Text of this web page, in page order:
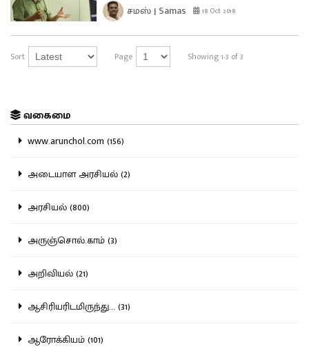
சமஸ் | Samas 18 Oct 2018
Sort Page Showing 1-3 of 3
வகைமை
www.arunchol.com (156)
அடையாள அரசியல் (2)
அரசியல் (800)
அருஞ்சொல்.காம் (3)
அறிவியல் (21)
ஆசிரியரிடமிருந்து... (31)
ஆரோக்கியம் (101)